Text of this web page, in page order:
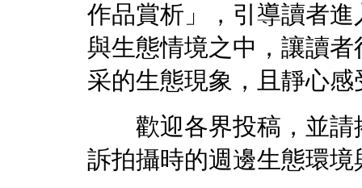
作品賞析」，引導讀者
與生態情境之中，讓讀
采的生態現象，且靜心
歡迎各界投稿，並請
訴拍攝時的週邊生態環境